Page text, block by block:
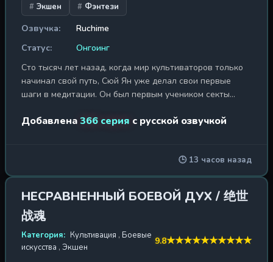
Экшен
Фэнтези
Озвучка:
Ruchime
Статус:
Онгоинг
Сто тысяч лет назад, когда мир культиваторов только
начинал свой путь, Сюй Ян уже делал свои первые
шаги в медитации. Он был первым учеником секты
сменяли друг друга, мастера возносились к
тысячелетия — и вот уже его младшие братья по секте
один за другим достигают просветления и покидают
этот мир. Даже старый пёс у ворот Тяньланьцзун, даже
вековое дерево у подножия горы — все они смогли
прорваться сквозь барьеры и вознестись. Но Сюй Ян
упорно продолжал практиковать ци, не обращая
внимания на насмешки и непонимание окружающих. Он
знал то, чего не знали другие: истинная сила приходит
Добавлена366 серия с русской озвучкой
🕒 13 часов назад
НЕСРАВНЕННЫЙ БОЕВОЙ ДУХ / 绝世
战魂
Категория: Культивация , Боевые
искусства , Экшен
9.8★★★★★★★★★★